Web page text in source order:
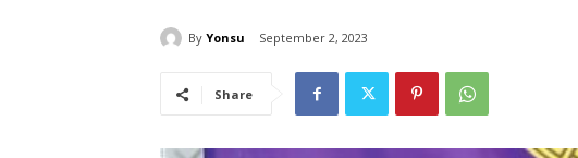
By Yonsu September 2, 2023
Share